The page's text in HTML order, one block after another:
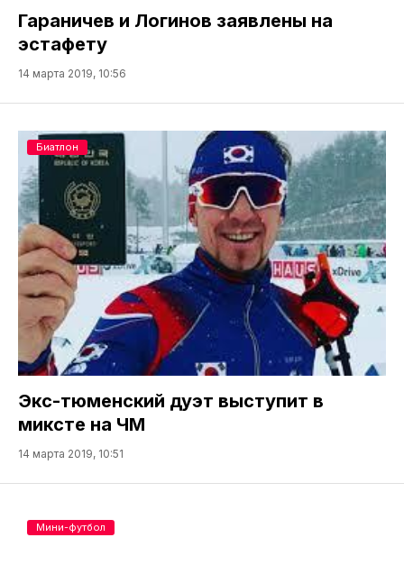
Гараничев и Логинов заявлены на
эстафету
14 марта 2019, 10:56
Экс-тюменский дуэт выступит в
миксте на ЧМ
14 марта 2019, 10:51
Биатлон
Мини-футбол